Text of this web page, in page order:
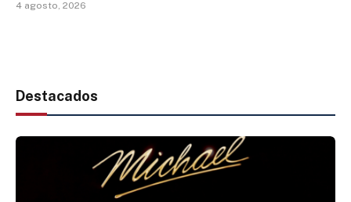
4 agosto, 2026
Destacados